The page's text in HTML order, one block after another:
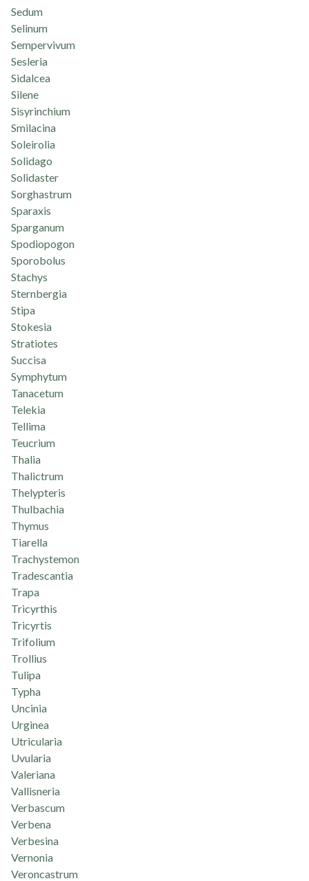
Sedum
Selinum
Sempervivum
Sesleria
Sidalcea
Silene
Sisyrinchium
Smilacina
Soleirolia
Solidago
Solidaster
Sorghastrum
Sparaxis
Sparganum
Spodiopogon
Sporobolus
Stachys
Sternbergia
Stipa
Stokesia
Stratiotes
Succisa
Symphytum
Tanacetum
Telekia
Tellima
Teucrium
Thalia
Thalictrum
Thelypteris
Thulbachia
Thymus
Tiarella
Trachystemon
Tradescantia
Trapa
Tricyrthis
Tricyrtis
Trifolium
Trollius
Tulipa
Typha
Uncinia
Urginea
Utricularia
Uvularia
Valeriana
Vallisneria
Verbascum
Verbena
Verbesina
Vernonia
Veroncastrum